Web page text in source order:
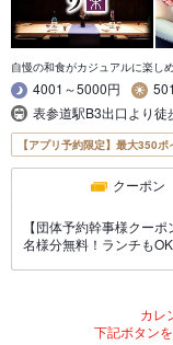
自慢の和食がカジュアルに楽し
4001～5000円
表参道駅B3出口より徒
【アプリ予約限定】最大350
クーポン
【団体予約幹事様クー
名様分無料！ランチもOK
カレ
下記ボタン